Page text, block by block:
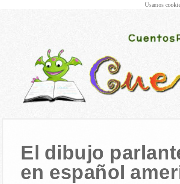
El dibujo
en español
Usamos